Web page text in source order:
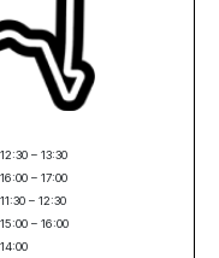
12:30 – 13:30
16:00 – 17:00
11:30 – 12:30
15:00 – 16:00
14:00